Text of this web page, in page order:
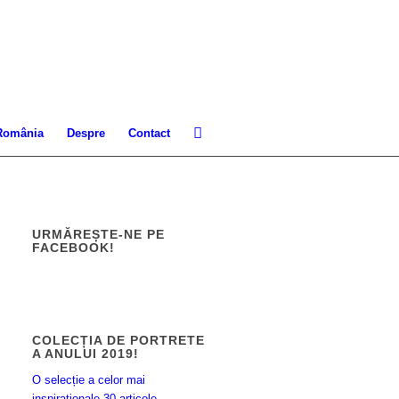
Despre Contact
URMĂREȘTE-NE PE
FACEBOOK!
COLECȚIA DE PORTRETE
A ANULUI 2019!
O selecție a celor mai